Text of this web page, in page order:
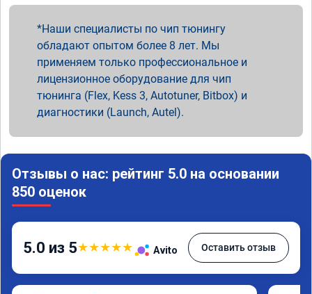
Наши специалисты по чип тюнингу
обладают опытом более 8 лет. Мы
применяем только профессиональное и
лицензионное оборудование для чип
тюнинга (Flex, Kess 3, Autotuner, Bitbox) и
диагностики (Launch, Autel).
Отзывы о нас: рейтинг 5.0 на основании
850 оценок
5.0 из 5★★★★★ Avito Оставить отзыв